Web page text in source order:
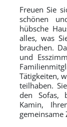
Freuen Sie
schönen
hübsche
alles, was
brauchen.
und
Tätigkeiten,
teilhaben.
den Sofas,
Kamin,
gemeinsame